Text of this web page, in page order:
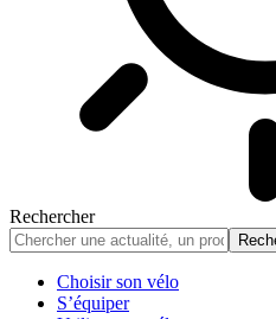
Rechercher
Choisir son vélo
S’équiper